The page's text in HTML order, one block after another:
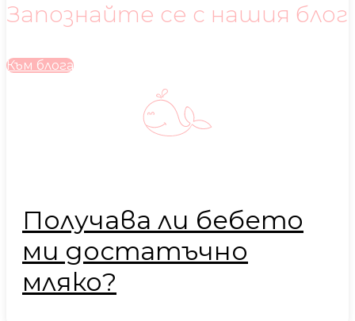
Запознайте се с нашия блог
Към блога
Получава ли бебето
ми достатъчно
мляко?